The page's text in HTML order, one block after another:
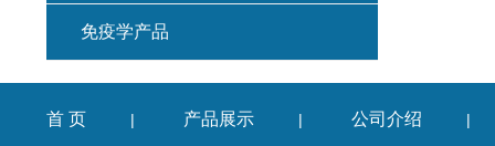
免疫学产品
首 页 | 产品展示 | 公司介绍 |